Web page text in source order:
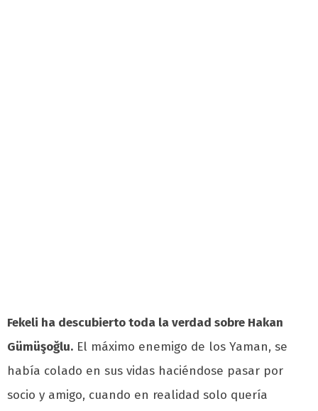
Fekeli ha descubierto toda la verdad sobre Hakan
Gümüşoğlu. El máximo enemigo de los Yaman, se
había colado en sus vidas haciéndose pasar por
socio y amigo, cuando en realidad solo quería